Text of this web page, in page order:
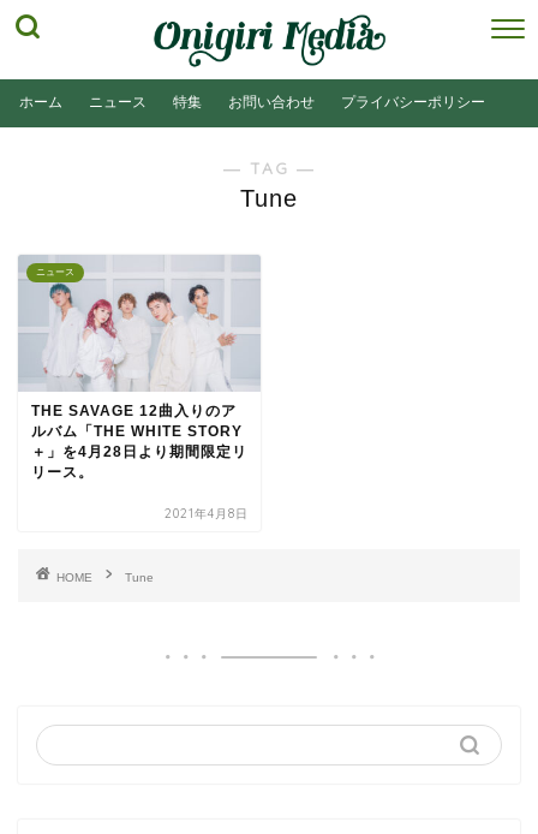
ホーム ニュース 特集 お問い合わせ プライバシーポリシー
― TAG ―
Tune
ニュース
THE SAVAGE 12曲入りのア
ルバム「THE WHITE STORY
＋」を4月28日より期間限定リ
リース。
2021年4月8日
HOME Tune